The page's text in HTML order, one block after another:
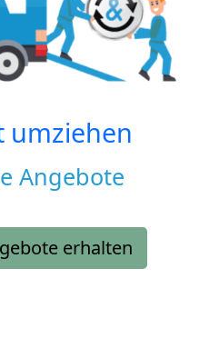
umziehen
Angebote
erhalten